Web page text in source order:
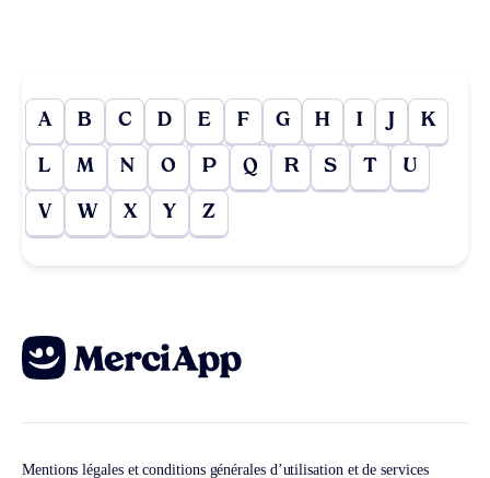
A B C D E F G H I J K
L M N O P Q R S T U
V W X Y Z
Mentions légales et conditions générales d’utilisation et de services